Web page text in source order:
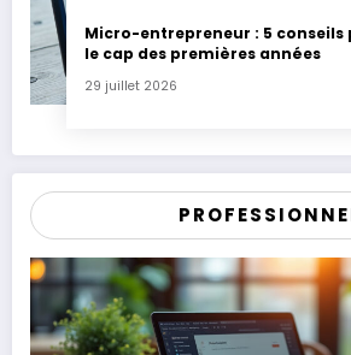
Micro-entrepreneur : 5 conseils
le cap des premières années
29 juillet 2026